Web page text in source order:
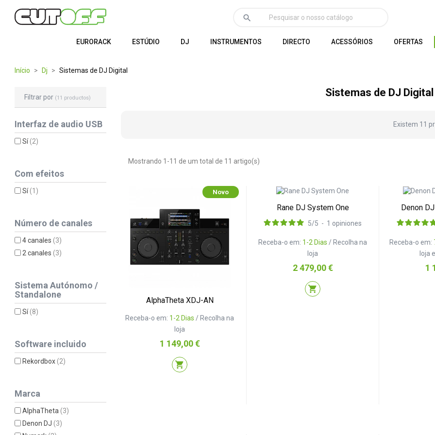
search
EURORACK ESTÚDIO DJ INSTRUMENTOS DIRECTO ACESSÓRIOS OFERTAS
Início Dj Sistemas de DJ Digital
Filtrar por (11 productos)
Interfaz de audio USB
Sí(2)
Com efeitos
Sí(1)
Número de canales
4 canales(3)
2 canales(3)
Sistema Autónomo /
Standalone
Sí(8)
Software incluido
Rekordbox(2)
Marca
AlphaTheta(3)
Denon DJ(3)
Sistemas de DJ Digital
Existem 11
Mostrando 1-11 de um total de 11 artigo(s)
Novo
AlphaTheta XDJ-AN
Receba-o em: 1-2 Dias / Recolha na
loja
Preço
1 149,00 €
shopping_cart
Rane DJ System One
Receba-o em: 1-2 Dias/ Recolha na
loja
5/5 - 1 opiniones
Preço
2 479,00 €
shopping_cart
Denon
Receba-o em:
loja
1